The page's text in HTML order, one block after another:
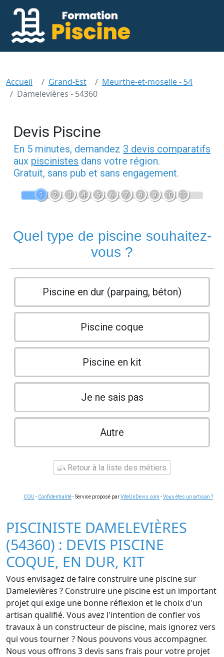
Accueil Grand-Est
Meurthe-et-moselle - 54
Damelevières - 54360
Devis Piscine
En 5 minutes, demandez 3 devis comparatifs
aux piscinistes dans votre région.
Gratuit, sans pub et sans engagement.
1 2 3 4 5 6 7 8 9 10 11
Quel type de piscine souhaitez-
vous ?
Piscine en dur (parpaing, béton)
Piscine coque
Piscine en kit
Je ne sais pas
Autre
Retour à la liste des métiers
CGU - Confidentialité- Service proposé parViteUnDevis.com -Vous êtes un artisan ?
PISCINISTE DAMELEVIÈRES
(54360) : DEVIS PISCINE
COQUE, EN DUR, KIT
Vous envisagez de faire construire une piscine sur
Damelevières ? Construire une piscine est un important
projet qui exige une bonne réflexion et le choix d'un
artisan qualifié. Vous avez l'intention de confier vos
travaux à un constructeur de piscine, mais ignorez vers
qui vous tourner ? Nous pouvons vous accompagner.
Nous vous offrons 3 devis sans frais pour votre projet